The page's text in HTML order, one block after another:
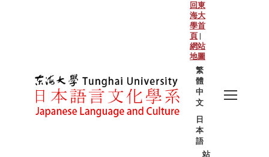
回東
海大
學首
頁 |
網站
地圖
繁
體
中
文
日
本
語
站